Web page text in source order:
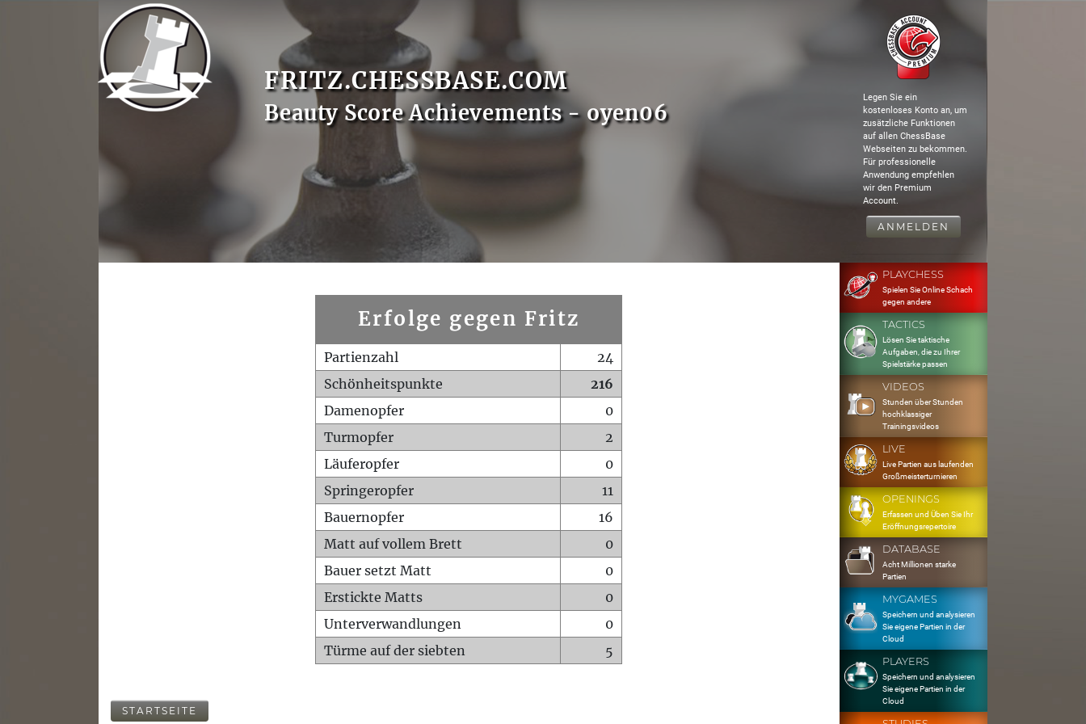
FRITZ.CHESSBASE.COM
Beauty Score Achievements - oyen06
Legen Sie ein
kostenloses Konto an, um
zusätzliche Funktionen
auf allen ChessBase
Webseiten zu bekommen.
Für professionelle
Anwendung empfehlen
wir den Premium
Account.
ANMELDEN
Erfolge gegen Fritz
Partienzahl
24
Schönheitspunkte
216
Damenopfer
0
Turmopfer
2
Läuferopfer
0
Springeropfer
11
Bauernopfer
16
Matt auf vollem Brett
0
Bauer setzt Matt
0
Erstickte Matts
0
Unterverwandlungen
0
Türme auf der siebten
5
STARTSEITE
PLAYCHESS
Spielen Sie Online Schach
gegen andere
TACTICS
Lösen Sie taktische
Aufgaben, die zu Ihrer
Spielstärke passen
VIDEOS
Stunden über Stunden
hochklassiger
Trainingsvideos
LIVE
Live Partien aus laufenden
Großmeisterturnieren
OPENINGS
Erfassen und Üben Sie Ihr
Eröffnungsrepertoire
DATABASE
Acht Millionen starke
Partien
MYGAMES
Speichern und analysieren
Sie eigene Partien in der
Cloud
PLAYERS
Speichern und analysieren
Sie eigene Partien in der
Cloud